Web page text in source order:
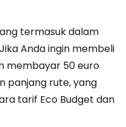
termasuk dalam
Anda ingin membeli
membayar 50 euro
panjang rute, yang
tarif Eco Budget dan